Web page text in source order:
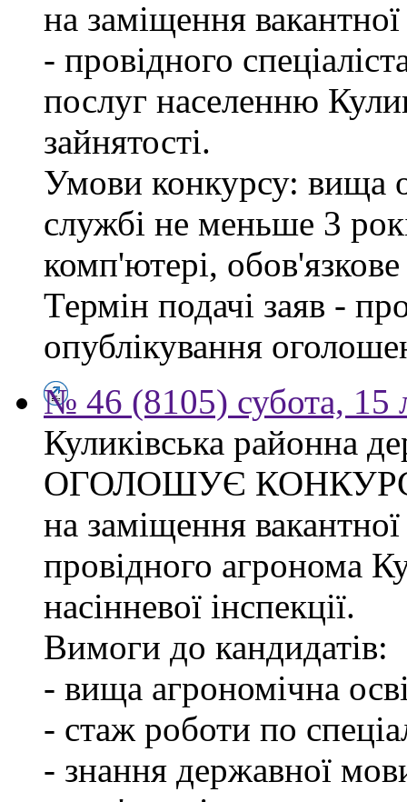
на заміщення
- провідного
послуг населенню
зайнятості.
Умови конкурсу: вища
службі не меньше 3
комп'ютері,
Термін подачі заяв -
опублікування
№ 46 (8105) субота, 15
Куликівська районна
ОГОЛОШУЄ
на заміщення
провідного агронома
насінневої інспекції.
Вимоги до кандидатів:
- вища агрономічна
- стаж роботи по
- знання державної